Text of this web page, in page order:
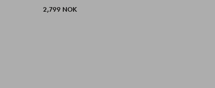
2,799 NOK